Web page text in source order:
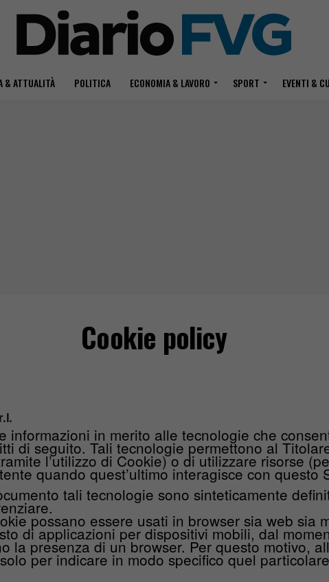
& ATTUALITÀ POLITICA ECONOMIA & LAVORO SPORT EVENTI &
Cookie policy
informazioni in merito alle tecnologie che
di seguito. Tali tecnologie permettono al
l’utilizzo di Cookie) o di utilizzare risorse
quando quest’ultimo interagisce con questo
tali tecnologie sono sinteticamente
possano essere usati in browser sia web sia
di applicazioni per dispositivi mobili, dal
la presenza di un browser. Per questo motivo,
per indicare in modo specifico quel